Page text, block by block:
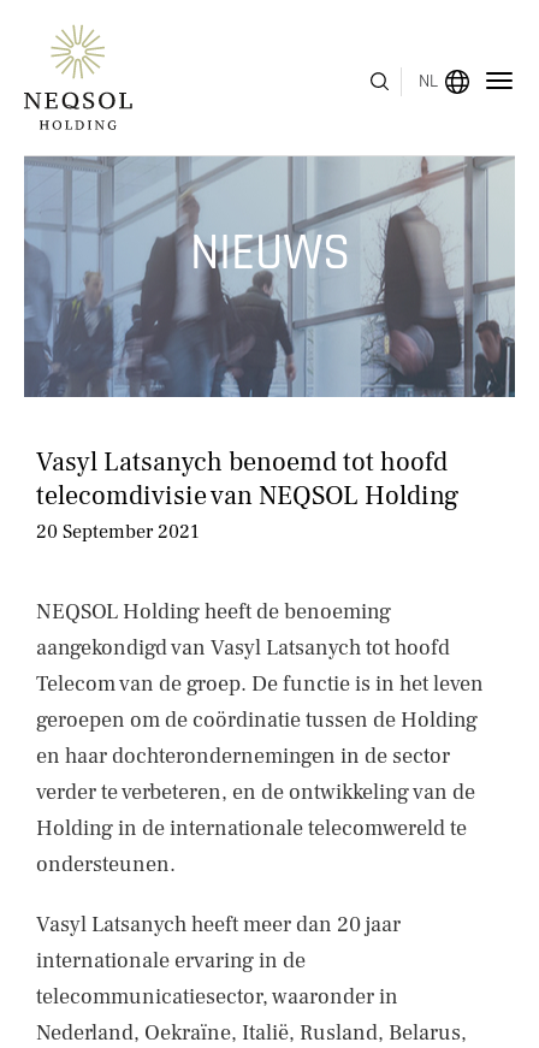
NL
NIEUWS
Vasyl Latsanych benoemd tot hoofd
telecomdivisie van NEQSOL Holding
20 September 2021
NEQSOL Holding heeft de benoeming
aangekondigd van Vasyl Latsanych tot hoofd
Telecom van de groep. De functie is in het leven
geroepen om de coördinatie tussen de Holding
en haar dochterondernemingen in de sector
verder te verbeteren, en de ontwikkeling van de
Holding in de internationale telecomwereld te
ondersteunen.
Vasyl Latsanych heeft meer dan 20 jaar
internationale ervaring in de
telecommunicatiesector, waaronder in
Nederland, Oekraïne, Italië, Rusland, Belarus,
MENU
OVER ONS
BEDRIJFSSEGMENTEN
HUMAN CAPITAL
INVESTEERDERSRELATIES